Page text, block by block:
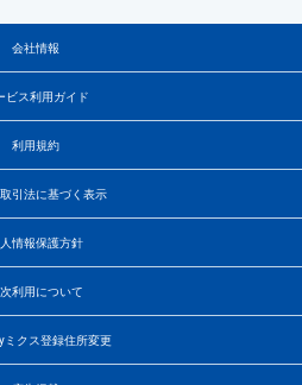
会社情報
ビス利用ガイド
利用規約
引法に基づく表示
情報保護方針
利用について
ミクス登録住所変更